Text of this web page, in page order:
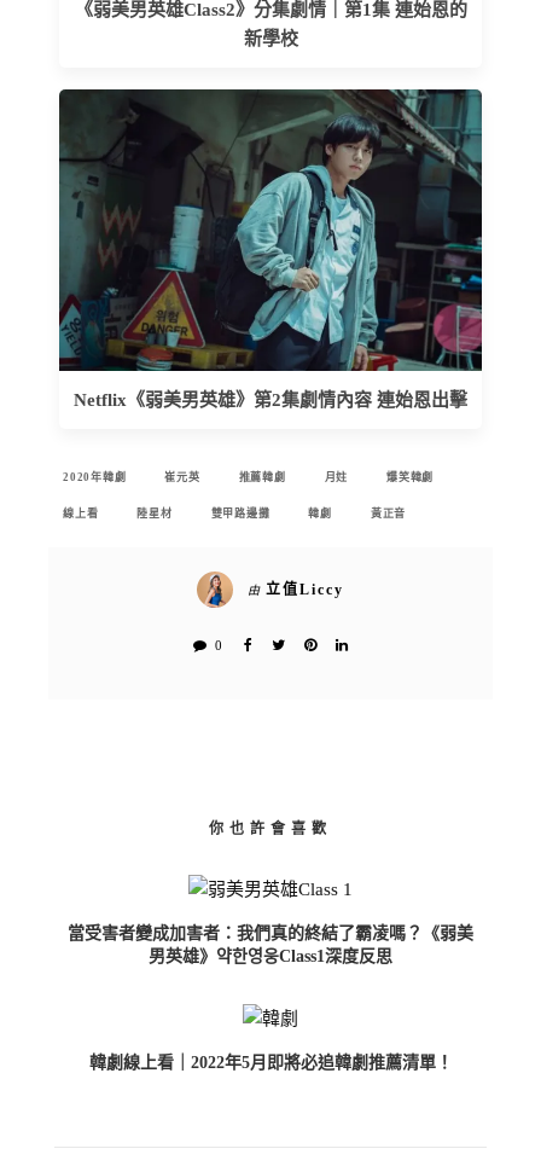
《弱美男英雄Class2》分集劇情｜第1集 連始恩的
新學校
Netflix《弱美男英雄》第2集劇情內容 連始恩出擊
2020年韓劇 崔元英 推薦韓劇 月妵 爆笑韓劇
線上看 陸星材 雙甲路邊攤 韓劇 黃正音
由 立值Liccy
0
你也許會喜歡
當受害者變成加害者：我們真的終結了霸凌嗎？《弱美
男英雄》약한영웅Class1深度反思
韓劇線上看｜2022年5月即將必追韓劇推薦清單！